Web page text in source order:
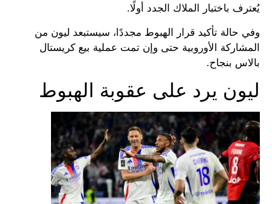
يُعترف باختبار الملاك الجدد أولًا.
وفي حالة تأكيد قرار الهبوط مجددًا، سيستبعد ليون من
المشاركة الأوروبية حتى وإن تمت عملية بيع كريستال
بالاس بنجاح.
ليون يرد على عقوبة الهبوط